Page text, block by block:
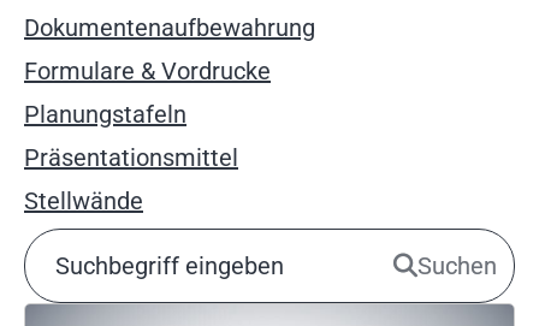
Dokumentenaufbewahrung
Formulare & Vordrucke
Planungstafeln
Präsentationsmittel
Stellwände
Suchen